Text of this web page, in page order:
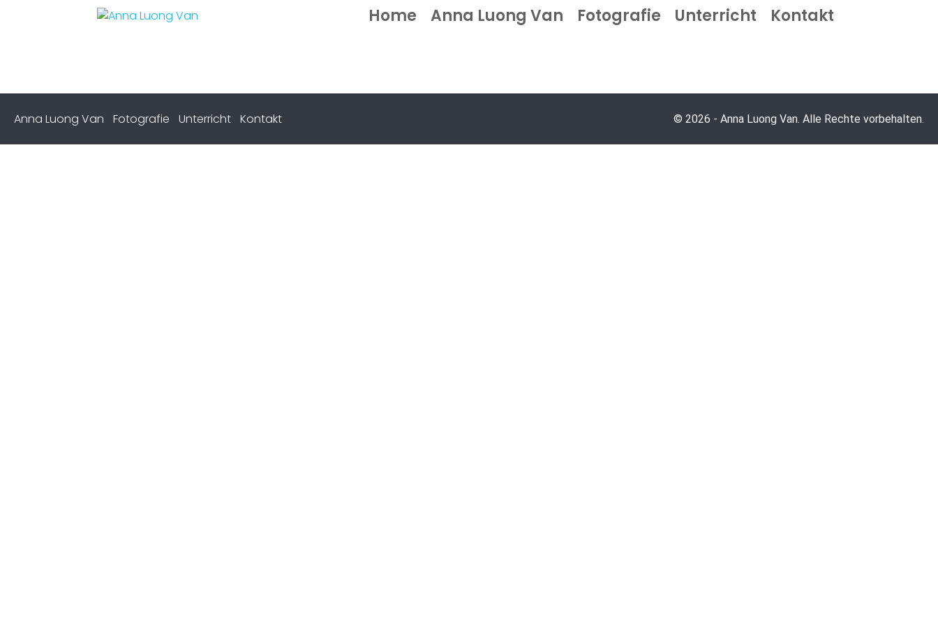
Home Anna Luong Van Fotografie Unterricht Kontakt
Anna Luong Van Fotografie Unterricht Kontakt © 2026 - Anna Luong Van. Alle Rechte vorbehalten.